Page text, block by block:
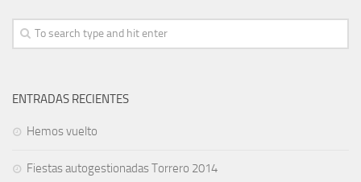
ENTRADAS RECIENTES
Hemos vuelto
Fiestas autogestionadas Torrero 2014